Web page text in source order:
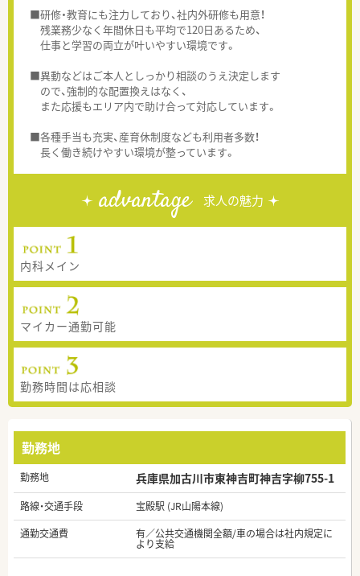
■研修・教育にも注力しており、社内外研修も用意！
残業務少なく年間休日も平均で120日あるため、
仕事と学習の両立が叶いやすい環境です。
■異動などはご本人としっかり相談のうえ決定します
ので、強制的な配置換えはなく、
また応援もエリア内で助け合って対応しています。
■各種手当も充実、産育休制度なども利用者多数！
長く働き続けやすい環境が整っています。
advantage 求人の魅力
内科メイン
マイカー通勤可能
勤務時間は応相談
勤務地
勤務地 兵庫県加古川市東神吉町神吉字柳755-1
路線・交通手段
宝殿駅 (JR山陽本線)
通勤交通費
有／公共交通機関全額/車の場合は社内規定に
より支給